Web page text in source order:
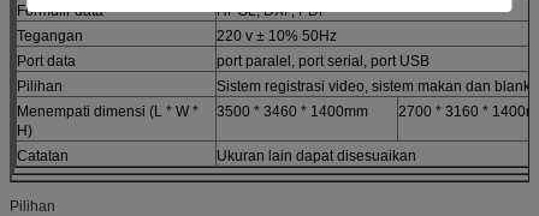
Formulir data
HPGL, DXF, PDF
Tegangan
220 v ± 10% 50Hz
Port data
port paralel, port serial, port USB
Pilihan
Sistem registrasi video, sistem makan dan
Menempati dimensi (L * W *
H)
3500 * 3460 * 1400mm 2700 * 3160 *
Catatan Ukuran lain dapat disesuaikan
Pilihan